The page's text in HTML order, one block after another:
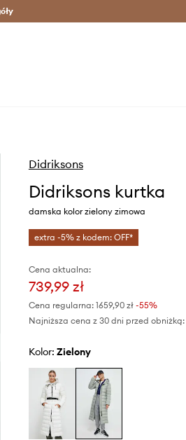
>
Didriksons
Didriksons kurtka
damska kolor zielony zimowa
extra -5% z kodem: OFF*
Cena aktualna:
739,99 zł
Cena regularna: 1659,90 zł-55%
Najniższa cena z 30 dni przed obniżką:
Kolor: zielony